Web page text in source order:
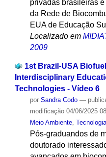
privadas brasileiras
da Rede de
EUA de Educação
Localizado em
2009
1st Brazil-USA
Interdisciplinary
Technologies - Vídeo 6
por Sandra Codo —
modificação04/06/2025
Meio Ambiente, Tecnologia
Pós-graduandos de
doutorado